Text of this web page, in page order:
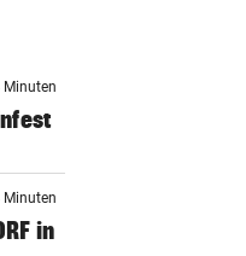
Minuten
Minuten
in